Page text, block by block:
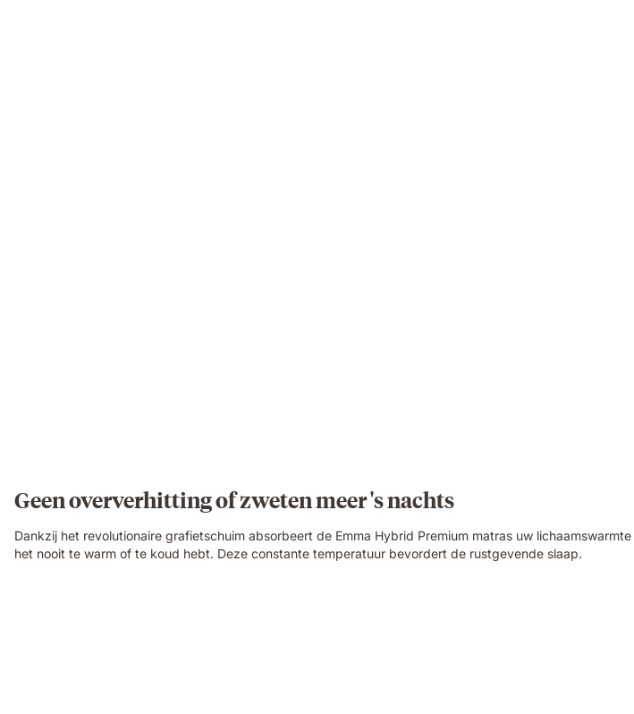
Geen oververhitting of zweten meer 's nachts
Dankzij het revolutionaire grafietschuim absorbeert de Emma Hybrid Premium matras uw
het nooit te warm of te koud hebt. Deze constante temperatuur bevordert de rustgevende slaap.